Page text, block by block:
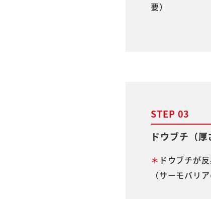
要）
STEP 03
ドウブチ（
＊ ドウブチが
（サーモバリ